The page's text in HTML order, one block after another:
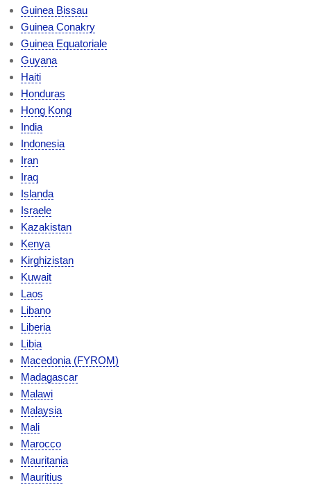
Guinea Bissau
Guinea Conakry
Guinea Equatoriale
Guyana
Haiti
Honduras
Hong Kong
India
Indonesia
Iran
Iraq
Islanda
Israele
Kazakistan
Kenya
Kirghizistan
Kuwait
Laos
Libano
Liberia
Libia
Macedonia (FYROM)
Madagascar
Malawi
Malaysia
Mali
Marocco
Mauritania
Mauritius